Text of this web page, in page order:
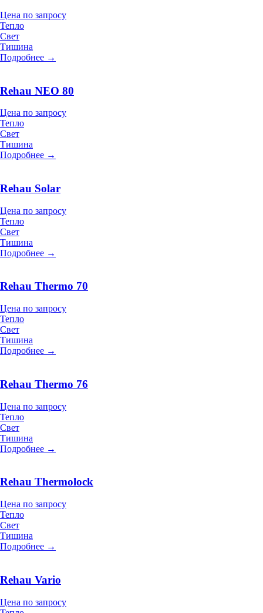
Цена по запросу
Тепло
Свет
Тишина
Подробнее →
Rehau NEO 80
Цена по запросу
Тепло
Свет
Тишина
Подробнее →
Rehau Solar
Цена по запросу
Тепло
Свет
Тишина
Подробнее →
Rehau Thermo 70
Цена по запросу
Тепло
Свет
Тишина
Подробнее →
Rehau Thermo 76
Цена по запросу
Тепло
Свет
Тишина
Подробнее →
Rehau Thermolock
Цена по запросу
Тепло
Свет
Тишина
Подробнее →
Rehau Vario
Цена по запросу